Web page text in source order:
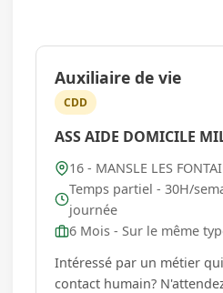
Auxiliaire de vie
CDD
ASS AIDE DOMICILE
16 - MANSLE LES
Temps partiel - 30H/
journée
6 Mois - Sur le même
Intéressé par un métier
contact humain?